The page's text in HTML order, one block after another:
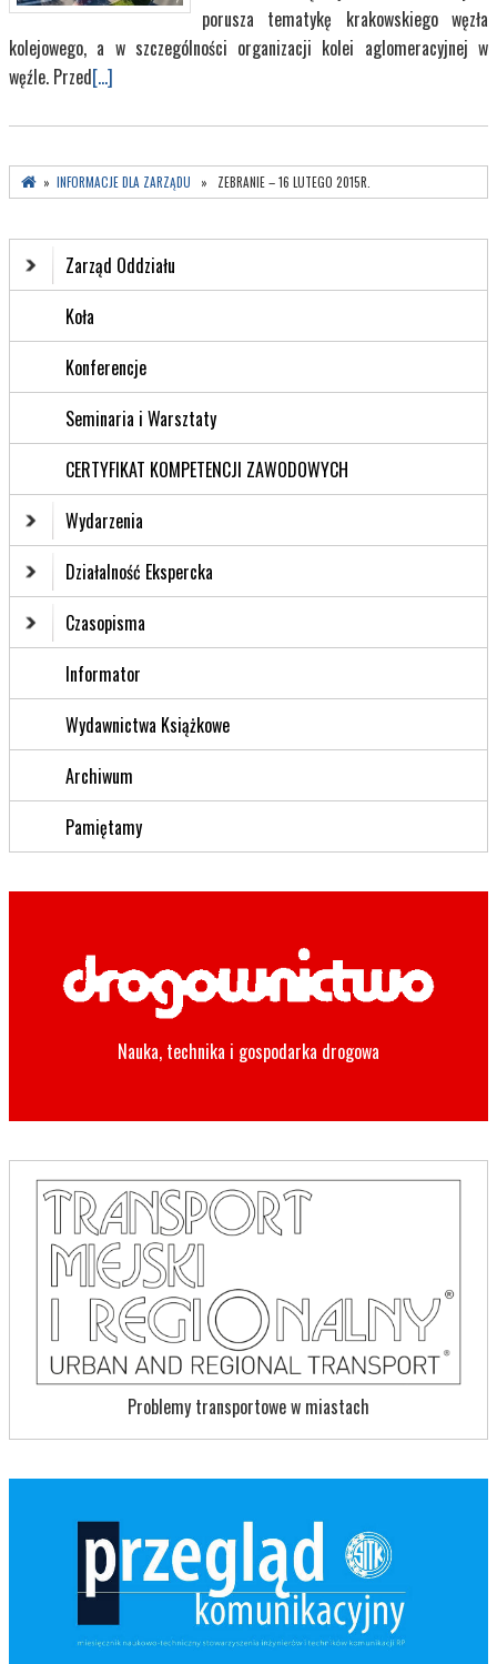
porusza tematykę krakowskiego węzła
kolejowego, a w szczególności organizacji kolei aglomeracyjnej w
węźle. Przed[...]
» INFORMACJE DLA ZARZĄDU » ZEBRANIE – 16 LUTEGO 2015R.
Zarząd Oddziału
Koła
Konferencje
Seminaria i Warsztaty
CERTYFIKAT KOMPETENCJI ZAWODOWYCH
Wydarzenia
Działalność Ekspercka
Czasopisma
Informator
Wydawnictwa Książkowe
Archiwum
Pamiętamy
Nauka, technika i gospodarka drogowa
Problemy transportowe w miastach